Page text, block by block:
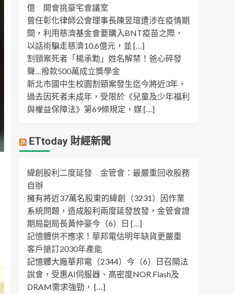
億 開會挑豪宅會議室
曾任彰化律師公會理事長陳昱瑄遭涉在疫情期
間，利用慈濟基金會要購入BNT疫苗之際，
以話術騙走慈濟10.6億元，並 […]
割頸案死者「楊承勳」姓名解禁！爸心碎發
聲…撥款500萬成立獎學金
新北市國中生校園割頸案發生迄今將近3年，
過去因死者未成年，受限於《兒童及少年福利
與權益保障法》第69條規定，媒 […]
ETtoday 財經新聞
緯創股利二度延發 金管會：最嚴重回收股務
自辦
擁有將近37萬名股東的緯創（3231）因作業
系統問題，造成股利兩度延發放發，金管會證
期局副局長黃仲豪今（6）日 […]
記憶體供不應求！華邦電估明年缺貨更嚴重
客戶搶訂2030年產能
記憶體大廠華邦電（2344）今（6）日召開法
說會，受惠AI伺服器、高密度NOR Flash及
DRAM需求強勁， […]